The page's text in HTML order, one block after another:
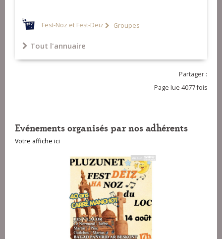
Fest-Noz et Fest-Deiz Groupes
Tout l'annuaire
Partager :
Page lue 4077 fois
Evénements organisés par nos adhérents
Votre affiche ici